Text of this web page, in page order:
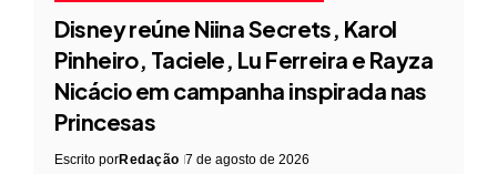
Disney reúne Niina Secrets, Karol
Pinheiro, Taciele, Lu Ferreira e Rayza
Nicácio em campanha inspirada nas
Princesas
Escrito porRedação 7 de agosto de 2026